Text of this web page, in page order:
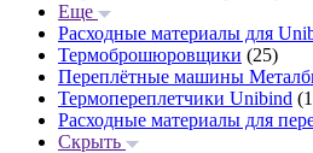
Еще
Расходные материалы для
Термоброшюровщики (25)
Переплётные машины
Термопереплетчики Unibind
Расходные материалы для
Скрыть